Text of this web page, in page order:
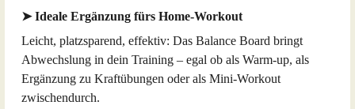
➤ Ideale Ergänzung fürs Home-Workout
Leicht, platzsparend, effektiv: Das Balance Board bringt
Abwechslung in dein Training – egal ob als Warm-up, als
Ergänzung zu Kraftübungen oder als Mini-Workout
zwischendurch.